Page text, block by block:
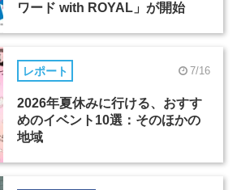
ワード with ROYAL」が開始
レポート 7/16
2026年夏休みに行ける、おすす
めのイベント10選：そのほかの
地域